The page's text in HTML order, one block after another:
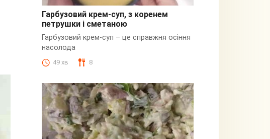
Гарбузовий
Гарбузовий крем-суп, з коренем
петрушки і сметаною
Гарбузовий крем-суп – це справжня осіння
насолода
49 хв 8